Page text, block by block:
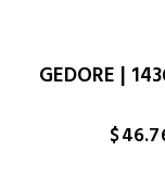
GEDORE |
$